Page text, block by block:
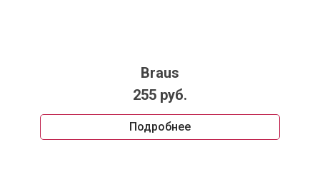
Braus
255 руб.
Подробнее